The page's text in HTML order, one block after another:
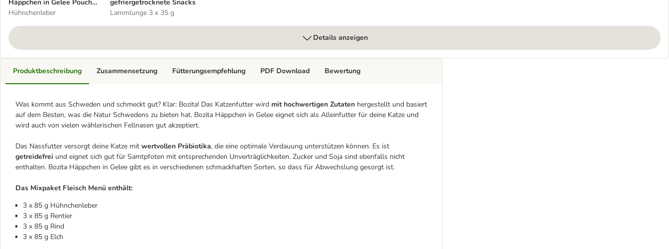
Häppchen in Gelee Pouch
12 x 85 g
Hühnchenleber
gefriergetrocknete Snacks
Lammlunge 3 x 35 g
Details anzeigen
Produktbeschreibung
Was kommt aus Schweden und schmeckt gut? Klar: Bozita! Das Katzenfutter wird mit hochwertigen Zutaten hergestellt und basiert
auf dem Besten, was die Natur Schwedens zu bieten hat. Bozita Häppchen in Gelee eignet sich als Alleinfutter für deine Katze und
wird auch von vielen wählerischen Fellnasen gut akzeptiert.
Das Nassfutter versorgt deine Katze mit wertvollen Präbiotika, die eine optimale Verdauung unterstützen können. Es ist
getreidefrei und eignet sich gut für Samtpfoten mit entsprechenden Unverträglichkeiten. Zucker und Soja sind ebenfalls nicht
enthalten. Bozita Häppchen in Gelee gibt es in verschiedenen schmackhaften Sorten, so dass für Abwechslung gesorgt ist.
Das Mixpaket Fleisch Menü enthält:
3 x 85 g Hühnchenleber
3 x 85 g Rentier
3 x 85 g Rind
3 x 85 g Elch
Zusammensetzung Fütterungsempfehlung PDF Download Bewertung